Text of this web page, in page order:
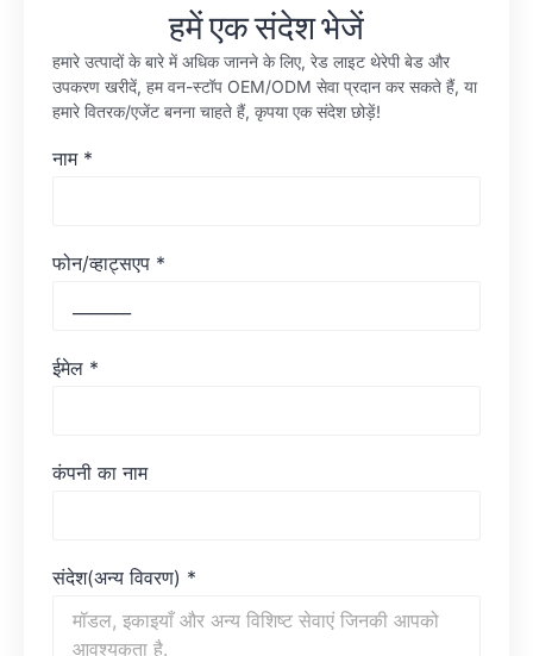
हमें एक संदेश भेजें
हमारे उत्पादों के बारे में अधिक जानने के लिए, रेड लाइट थेरेपी बेड और
उपकरण खरीदें, हम वन-स्टॉप OEM/ODM सेवा प्रदान कर सकते हैं, या
हमारे वितरक/एजेंट बनना चाहते हैं, कृपया एक संदेश छोड़ें!
नाम *
फोन/व्हाट्सएप *
ईमेल *
कंपनी का नाम
संदेश(अन्य विवरण) *